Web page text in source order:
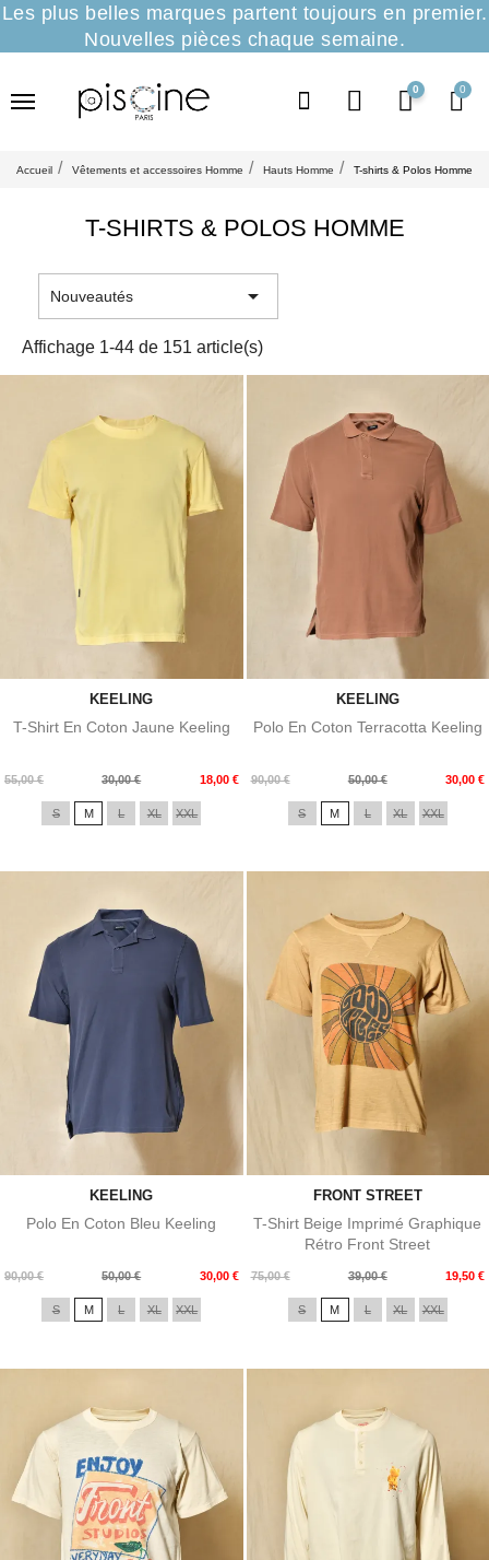
Les plus belles marques partent toujours en premier.
Nouvelles pièces chaque semaine.
0
Accueil Vêtements et accessoires Homme Hauts Homme T-shirts & Polos Homme
T-SHIRTS & POLOS HOMME
Nouveautés 
Affichage 1-44 de 151 article(s)
KEELING
T-Shirt En Coton Jaune Keeling
55,00 €
Prix
30,00 € 18,00 €
Prix
S M L XL XXL
KEELING
Polo En Coton Terracotta Keeling
90,00 €
Prix
50,00 € 30,00 €
Prix
S M L XL XXL
KEELING
Polo En Coton Bleu Keeling
90,00 €
Prix
50,00 € 30,00 €
Prix
S M L XL XXL
FRONT STREET
T-Shirt Beige Imprimé Graphique
Rétro Front Street
75,00 €
Prix
39,00 € 19,50 €
Prix
S M L XL XXL